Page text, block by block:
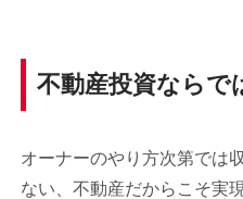
不動産投資ならで
オーナーのやり方次第では
ない、不動産だからこそ実